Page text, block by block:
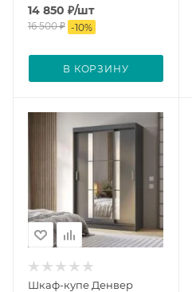
14 850 ₽/шт
16 500₽ -10%
В КОРЗИНУ
Шкаф-купе Денвер